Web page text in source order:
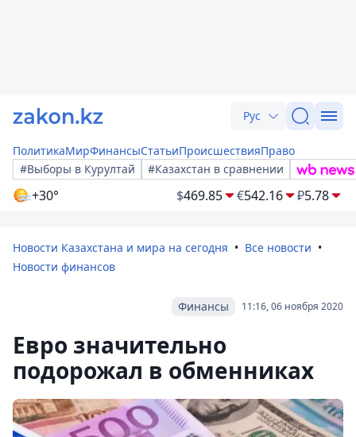
Рус
ПолитикаМирФинансыСтатьиПроисшествияПраво
#Выборы в Курултай
#Казахстан в сравнении
+30° $469.85 €542.16 ₽5.78
Новости Казахстана и мира на сегодня
Все новости
Новости финансов
11:16, 06 ноября 2020
Финансы
Евро значительно
подорожал в обменниках